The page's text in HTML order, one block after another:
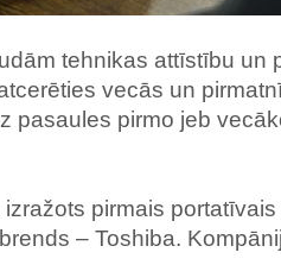
tehnikas attīstību un
vecās un
pasaules pirmo jeb
pirmais
– Toshiba.